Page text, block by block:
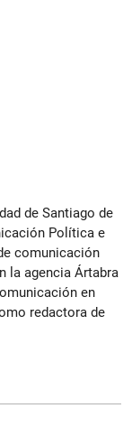
de Santiago de
Política e
comunicación
la agencia Ártabra
en
redactora de